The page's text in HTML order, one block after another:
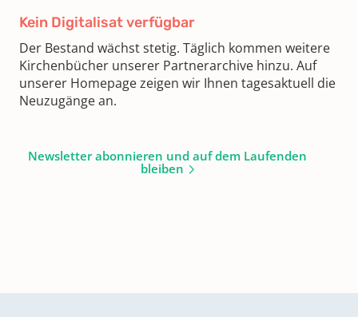
Kein Digitalisat verfügbar
Der Bestand wächst stetig. Täglich kommen weitere
Kirchenbücher unserer Partnerarchive hinzu. Auf
unserer Homepage zeigen wir Ihnen tagesaktuell die
Neuzugänge an.
Newsletter abonnieren und auf dem Laufenden
bleiben